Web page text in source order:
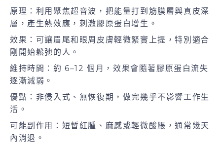
原理：利用聚焦超音波，把能量打到筋膜層與真皮深
層，產生熱效應，刺激膠原蛋白增生。
效果：可讓眉尾和眼周皮膚輕微緊實上提，特別適合
剛開始鬆弛的人。
維持時間：約 6–12 個月，效果會隨著膠原蛋白流失
逐漸減弱。
優點：非侵入式、無恢復期，做完幾乎不影響工作生
活。
可能副作用：短暫紅腫、麻感或輕微酸脹，通常幾天
內消退。